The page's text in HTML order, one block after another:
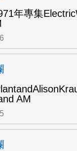
年專集
AM